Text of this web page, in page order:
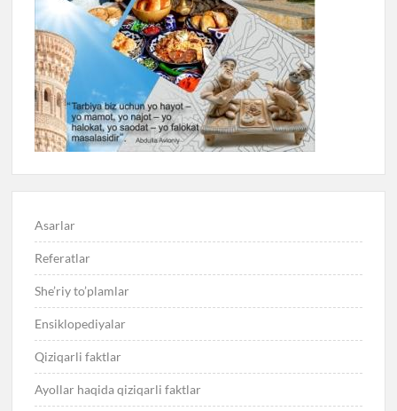
Asarlar
Referatlar
She’riy to’plamlar
Ensiklopediyalar
Qiziqarli faktlar
Ayollar haqida qiziqarli faktlar